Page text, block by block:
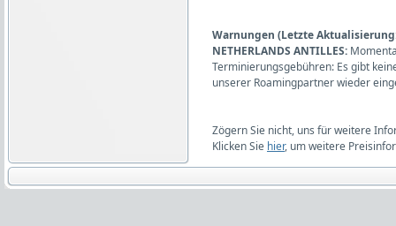
Warnungen (Letzte
NETHERLANDS ANTILLES:
Terminierungsgebühren: Es gibt
unserer Roamingpartner wieder
Zögern Sie nicht, uns für weitere
Klicken Sie hier, um weitere